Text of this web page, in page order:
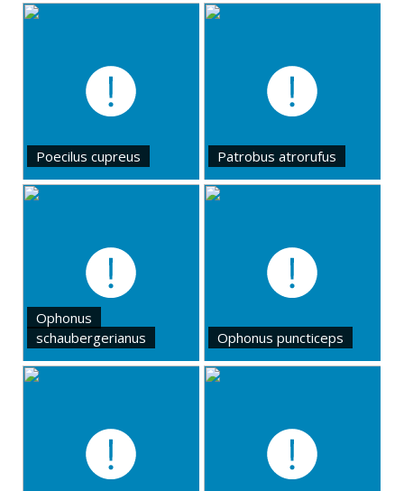
Poecilus cupreus Patrobus atrorufus
Ophonus
schaubergerianus
Ophonus puncticeps